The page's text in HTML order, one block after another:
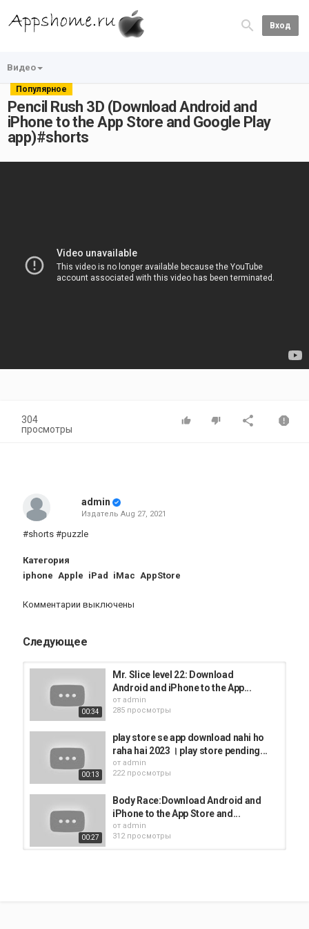
Вход
Видео
Популярное
Pencil Rush 3D (Download Android and
iPhone to the App Store and Google Play
app)#shorts
304
просмотры
admin
Издатель Aug 27, 2021
#shorts #puzzle
Категория
iphone Apple iPad iMac AppStore
Комментарии выключены
Следующее
00:34
Mr. Slice level 22: Download
Android and iPhone to the App...
от admin
285 просмотры
00:13
play store se app download nahi ho
raha hai 2023 । play store pending...
от admin
222 просмотры
00:27
Body Race:Download Android and
iPhone to the App Store and...
от admin
312 просмотры